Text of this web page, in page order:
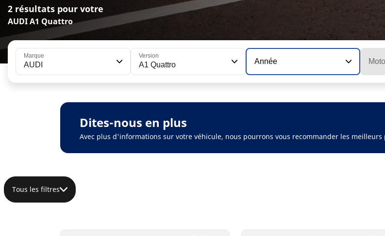
2 résultats pour votre
AUDI A1 Quattro
Marque
AUDI
Version
A1 Quattro Année
Dites-nous en plus
Avec plus d'informations sur votre véhicule, nous pourrons vous recommander les meilleurs
Tous les filtres